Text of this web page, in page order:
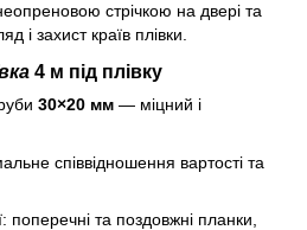
стрічкою на двері та
і захист країв плівки.
4 м під плівку
30×20 мм — міцний і
співвідношення вартості та
поперечні та поздовжні планки,